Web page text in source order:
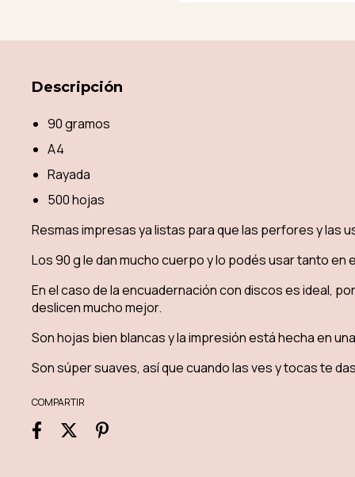
Descripción
90 gramos
A4
Rayada
500 hojas
Resmas impresas ya listas para que las perfores y las
Los 90 g le dan mucho cuerpo y lo podés usar tanto
En el caso de la encuadernación con discos es ideal,
deslicen mucho mejor.
Son hojas bien blancas y la impresión está hecha en
Son súper suaves, así que cuando las ves y tocas te
COMPARTIR